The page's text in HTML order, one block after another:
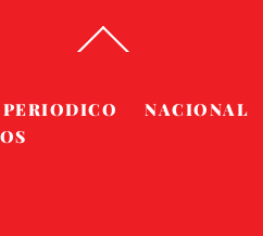
To
NACIONAL